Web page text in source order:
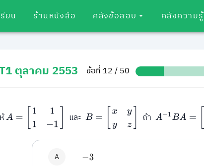
ยน ร้านหนังสือ คลังข้อสอบ คลังความรู้
ตุลาคม 2553 ข้อที่ 12 / 50
A= 1− และB= z] ถ้า A−1BA =[
A −3